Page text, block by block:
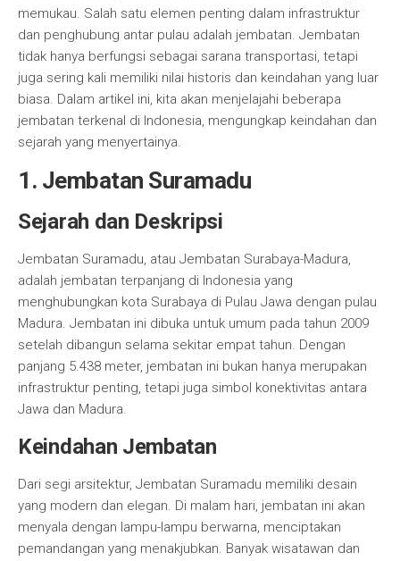
memukau. Salah satu elemen penting dalam infrastruktur
dan penghubung antar pulau adalah jembatan. Jembatan
tidak hanya berfungsi sebagai sarana transportasi, tetapi
juga sering kali memiliki nilai historis dan keindahan yang luar
biasa. Dalam artikel ini, kita akan menjelajahi beberapa
jembatan terkenal di Indonesia, mengungkap keindahan dan
sejarah yang menyertainya.
1. Jembatan Suramadu
Sejarah dan Deskripsi
Jembatan Suramadu, atau Jembatan Surabaya-Madura,
adalah jembatan terpanjang di Indonesia yang
menghubungkan kota Surabaya di Pulau Jawa dengan pulau
Madura. Jembatan ini dibuka untuk umum pada tahun 2009
setelah dibangun selama sekitar empat tahun. Dengan
panjang 5.438 meter, jembatan ini bukan hanya merupakan
infrastruktur penting, tetapi juga simbol konektivitas antara
Jawa dan Madura.
Keindahan Jembatan
Dari segi arsitektur, Jembatan Suramadu memiliki desain
yang modern dan elegan. Di malam hari, jembatan ini akan
menyala dengan lampu-lampu berwarna, menciptakan
pemandangan yang menakjubkan. Banyak wisatawan dan